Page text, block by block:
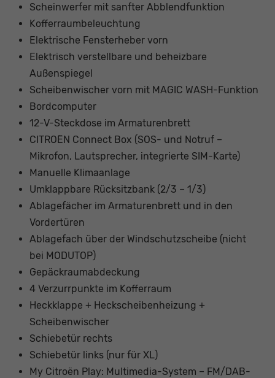
Scheinwerfer mit sanfter Abblendfunktion
Kofferraumbeleuchtung
Elektrische Fensterheber vorn
Elektrisch verstellbare und beheizbare
Außenspiegel
Scheibenwischer vorn mit MAGIC WASH-Funktion
Bordcomputer
12-V-Steckdose im Armaturenbrett
CITROËN Connect Box (SOS- und Notruf –
Mikrofon, Lautsprecher, integrierte SIM-Karte)
Manuelle Klimaanlage
Umklappbare Rücksitzbank (2/3 – 1/3)
Ablagefächer im Armaturenbrett und in den
Vordertüren
Ablagefach über der Windschutzscheibe (nicht
bei MODUTOP)
Gepäckraumabdeckung
4 Verzurrpunkte im Kofferraum
Heckklappe + Heckscheibenheizung +
Scheibenwischer
Schiebetür rechts
Schiebetür links (nur für XL)
My Citroën Play: Multimedia-System – FM/DAB-